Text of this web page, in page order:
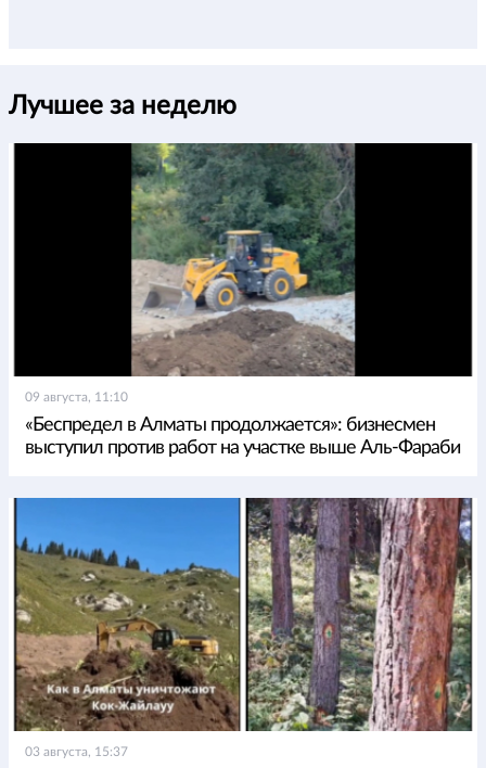
Лучшее за неделю
09 августа, 11:10
«Беспредел в Алматы продолжается»: бизнесмен
выступил против работ на участке выше Аль-Фараби
03 августа, 15:37